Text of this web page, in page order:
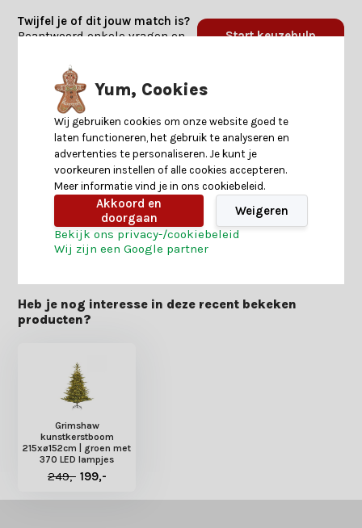
Twijfel je of dit jouw match is?
Beantwoord enkele vragen en
Start keuzehulp
Productomschrijving
Specificaties
Reviews
Heb je nog interesse in deze recent bekeken
producten?
Grimshaw
kunstkerstboom
215xø152cm | groen met
370 LED lampjes
249,- 199,-
Yum, Cookies
Wij gebruiken cookies om onze website goed te
laten functioneren, het gebruik te analyseren en
advertenties te personaliseren. Je kunt je
voorkeuren instellen of alle cookies accepteren.
Meer informatie vind je in ons cookiebeleid.
Akkoord en
doorgaan
Weigeren
Bekijk ons privacy-/cookiebeleid
Wij zijn een Google partner